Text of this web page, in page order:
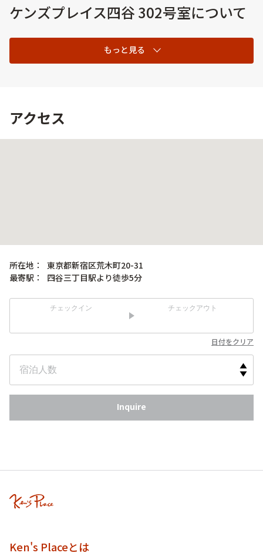
ケンズプレイス四谷 302号室について
もっと見る
アクセス
所在地：
東京都新宿区荒木町20-31
最寄駅：
四谷三丁目駅より徒歩5分
チェックイン チェックアウト
日付をクリア
Inquire
Ken's Placeとは